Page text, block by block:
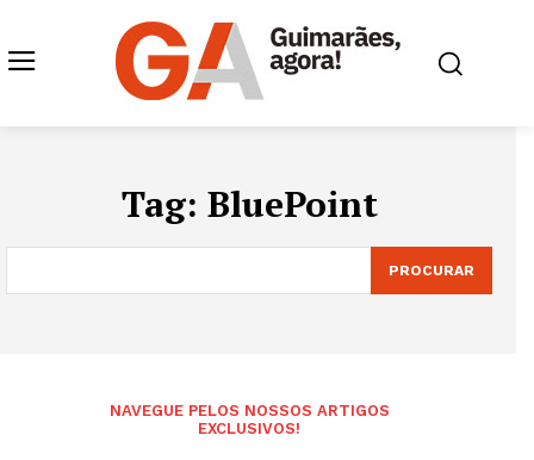
Tag: BluePoint
PROCURAR
NAVEGUE PELOS NOSSOS ARTIGOS
EXCLUSIVOS!